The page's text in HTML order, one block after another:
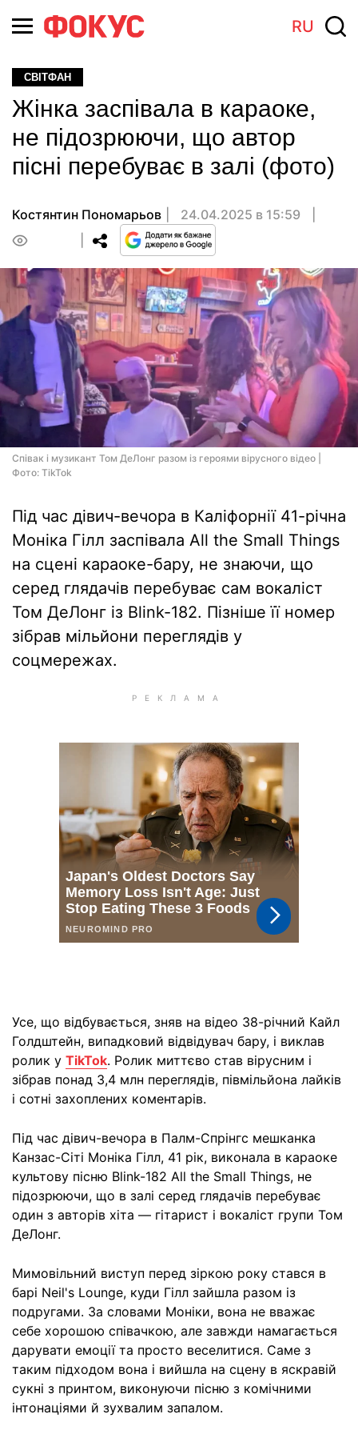
RU
СВІТФАН
Жінка заспівала в караоке,
не підозрюючи, що автор
пісні перебуває в залі (фото)
Костянтин Пономарьов
24.04.2025 в 15:59
Співак і музикант Том ДеЛонг разом із героями вірусного відео |
Фото: TikTok
Під час дівич-вечора в Каліфорнії 41-річна
Моніка Гілл заспівала All the Small Things
на сцені караоке-бару, не знаючи, що
серед глядачів перебуває сам вокаліст
Том ДеЛонг із Blink-182. Пізніше її номер
зібрав мільйони переглядів у
соцмережах.
Усе, що відбувається, зняв на відео 38-річний Кайл
Голдштейн, випадковий відвідувач бару, і виклав
ролик у TikTok. Ролик миттєво став вірусним і
зібрав понад 3,4 млн переглядів, півмільйона лайків
і сотні захоплених коментарів.
Під час дівич-вечора в Палм-Спрінгс мешканка
Канзас-Сіті Моніка Гілл, 41 рік, виконала в караоке
культову пісню Blink-182 All the Small Things, не
підозрюючи, що в залі серед глядачів перебуває
один з авторів хіта — гітарист і вокаліст групи Том
ДеЛонг.
Мимовільний виступ перед зіркою року стався в
барі Neil's Lounge, куди Гілл зайшла разом із
подругами. За словами Моніки, вона не вважає
себе хорошою співачкою, але завжди намагається
дарувати емоції та просто веселитися. Саме з
таким підходом вона і вийшла на сцену в яскравій
сукні з принтом, виконуючи пісню з комічними
інтонаціями й зухвалим запалом.